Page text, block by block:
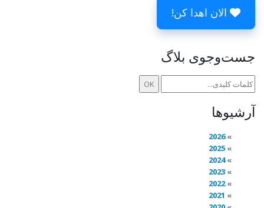
الان اهدا کن!
جست‌وجوی بلاگ
آرشیوها
2026
2025
2024
2023
2022
2021